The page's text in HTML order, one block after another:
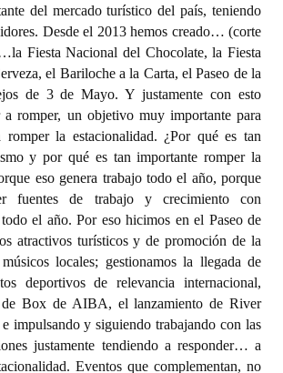
del mercado turístico del país, teniendo
Desde el 2013 hemos creado… (corte
Fiesta Nacional del Chocolate, la Fiesta
el Bariloche a la Carta, el Paseo de la
de 3 de Mayo. Y justamente con esto
a romper, un objetivo muy importante para
romper la estacionalidad. ¿Por qué es tan
y por qué es tan importante romper la
eso genera trabajo todo el año, porque
fuentes de trabajo y crecimiento con
el año. Por eso hicimos en el Paseo de
atractivos turísticos y de promoción de la
locales; gestionamos la llegada de
deportivos de relevancia internacional,
Box de AIBA, el lanzamiento de River
impulsando y siguiendo trabajando con las
justamente tendiendo a responder… a
Eventos que complementan, no